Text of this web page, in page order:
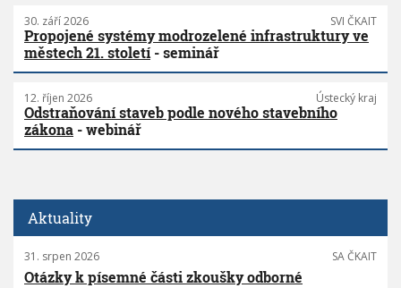
30. září 2026 SVI ČKAIT
Propojené systémy modrozelené infrastruktury ve
městech 21. století- seminář
12. říjen 2026 Ústecký kraj
Odstraňování staveb podle nového stavebního
zákona - webinář
Aktuality
31. srpen 2026 SA ČKAIT
Otázky k písemné části zkoušky odborné